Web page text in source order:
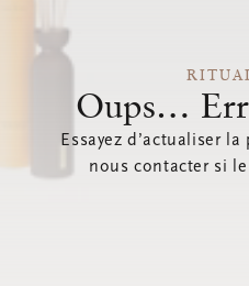
Oups…
Essayez d’actualiser
nous contacter si